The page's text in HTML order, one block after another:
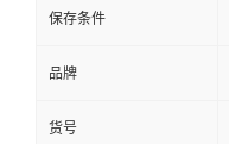
保存条件
品牌
货号